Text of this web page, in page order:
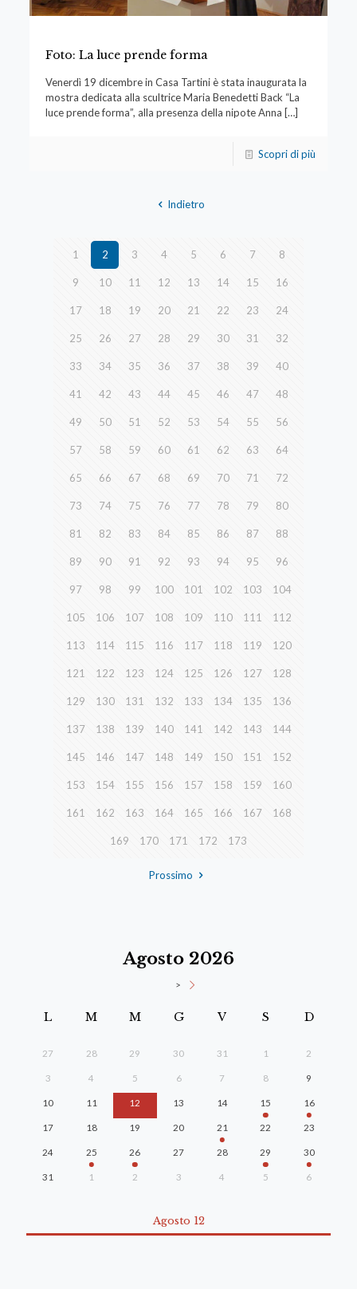
Foto: La luce prende forma
Venerdì 19 dicembre in Casa Tartini è stata inaugurata la
mostra dedicata alla scultrice Maria Benedetti Back “La
luce prende forma”, alla presenza della nipote Anna […]
Scopri di più
Indietro
1 2 3 4 5 6 7 8
9 10 11 12 13 14 15 16
17 18 19 20 21 22 23 24
25 26 27 28 29 30 31 32
33 34 35 36 37 38 39 40
41 42 43 44 45 46 47 48
49 50 51 52 53 54 55 56
57 58 59 60 61 62 63 64
65 66 67 68 69 70 71 72
73 74 75 76 77 78 79 80
81 82 83 84 85 86 87 88
89 90 91 92 93 94 95 96
97 98 99 100 101 102 103 104
105 106 107 108 109 110 111 112
113 114 115 116 117 118 119 120
121 122 123 124 125 126 127 128
129 130 131 132 133 134 135 136
137 138 139 140 141 142 143 144
145 146 147 148 149 150 151 152
153 154 155 156 157 158 159 160
161 162 163 164 165 166 167 168
169 170 171 172 173
Prossimo
Agosto 2026
>
L M M G V S D
27 28 29 30 31 1 2
3 4 5 6 7 8 9
10 11 12 13 14 15 16
17 18 19 20 21 22 23
24 25 26 27 28 29 30
31 1 2 3 4 5 6
Agosto 12